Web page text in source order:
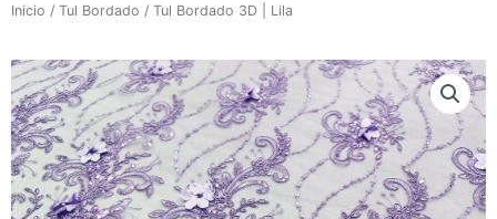
Inicio / Tul Bordado / Tul Bordado 3D | Lila